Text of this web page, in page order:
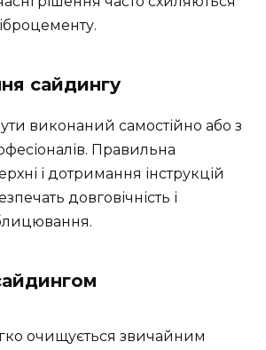
сайдингу
виконаний самостійно або з
Правильна
і дотримання інструкцій
довговічність і
очищується звичайним